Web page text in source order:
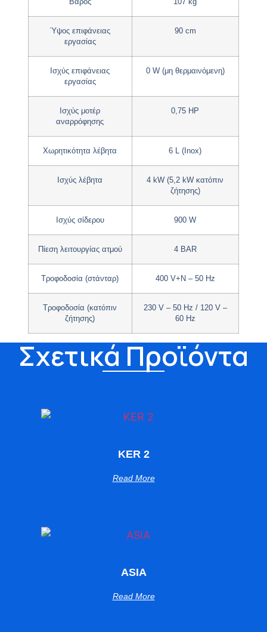
Ύψος επιφάνειας
εργασίας
90 cm
Ισχύς επιφάνειας
εργασίας
0 W (μη θερμαινόμενη)
Ισχύς μοτέρ
αναρρόφησης
0,75 HP
Χωρητικότητα λέβητα 6 L (Inox)
Ισχύς λέβητα
4 kW (5,2 kW κατόπιν
ζήτησης)
Ισχύς σίδερου 900 W
Πίεση λειτουργίας ατμού 4 BAR
Τροφοδοσία (στάνταρ) 400 V+N – 50 Hz
Τροφοδοσία (κατόπιν
ζήτησης)
230 V – 50 Hz / 120 V –
60 Hz
Σχετικά Προϊόντα
KER 2
Read More
ASIA
Read More